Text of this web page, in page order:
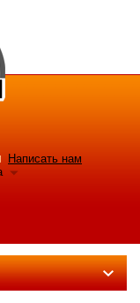
Написать нам